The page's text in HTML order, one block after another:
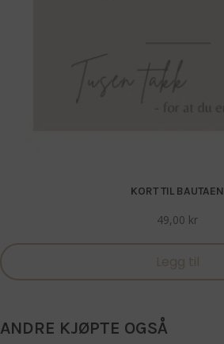
KORT TIL BAUTAEN
49,00 kr
Legg til
ANDRE KJØPTE OGSÅ